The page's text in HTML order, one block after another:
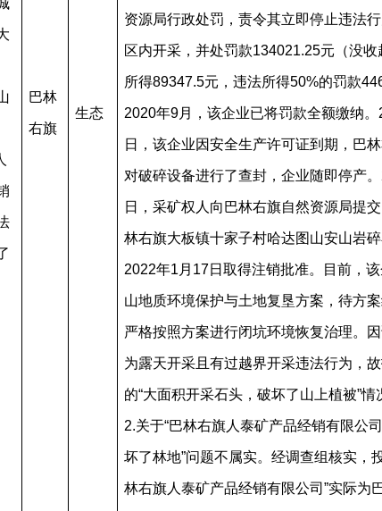
巴林
右旗
生态
资源局行政处罚，责令其立即停止违法
区内开采，并处罚款134021.25元（没
所得89347.5元，违法所得50%的罚款
2020年9月，该企业已将罚款全额缴纳
日，该企业因安全生产许可证到期，巴
对破碎设备进行了查封，企业随即停产
日，采矿权人向巴林右旗自然资源局提
林右旗大板镇十家子村哈达图山安山岩碎
2022年1月17日取得注销批准。目前，
山地质环境保护与土地复垦方案，待方
严格按照方案进行闭坑环境恢复治理。
为露天开采且有过越界开采违法行为，
的“大面积开采石头，破坏了山上植被”情
2.关于“巴林右旗人泰矿产品经销有限公
坏了林地”问题不属实。经调查组核实，
林右旗人泰矿产品经销有限公司”实际为